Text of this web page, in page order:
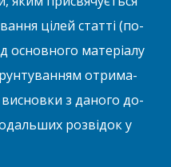
цілей статті (по­
основного матеріалу
отрима­
висновки з даного до­
розвідок у